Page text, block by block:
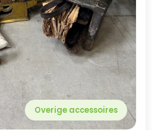
Overige accessoires